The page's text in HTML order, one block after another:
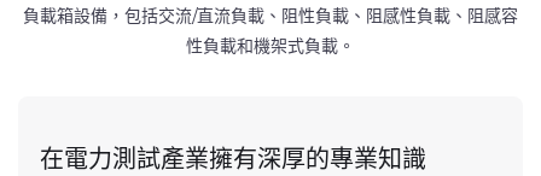
負載箱設備，包括交流/直流負載、阻性負載、阻感性負載、阻感容
性負載和機架式負載。
在電力測試產業擁有深厚的專業知識